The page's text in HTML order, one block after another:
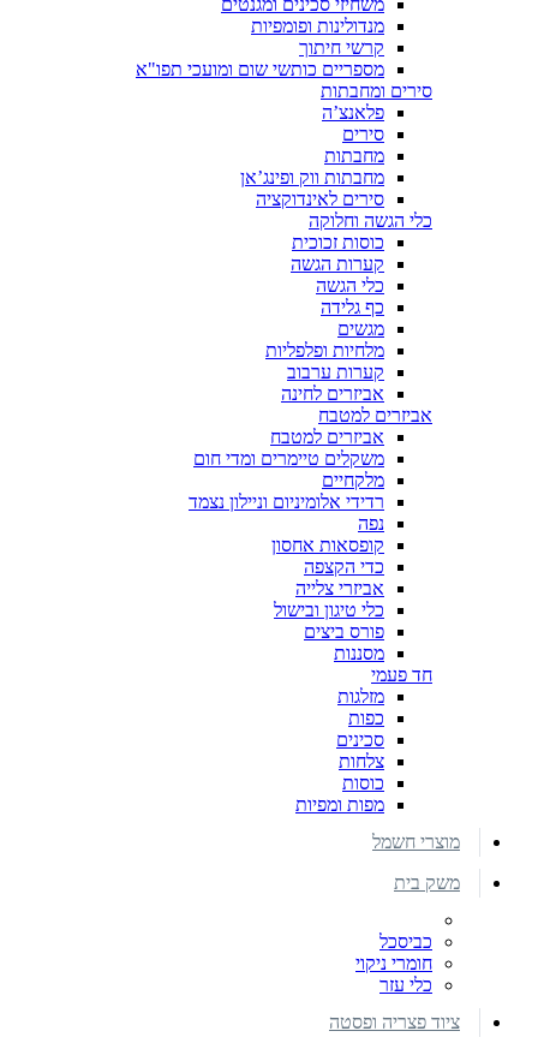
משחיזי סכינים ומגנטים
מנדולינות ופומפיות
קרשי חיתוך
מספריים כותשי שום ומועכי תפו"א
סירים ומחבתות
פלאנצ’ה
סירים
מחבתות
מחבתות ווק ופינג’אן
סירים לאינדוקציה
כלי הגשה וחלוקה
כוסות זכוכית
קערות הגשה
כלי הגשה
כף גלידה
מגשים
מלחיות ופלפליות
קערות ערבוב
אביזרים לחינה
אביזרים למטבח
אביזרים למטבח
משקלים טיימרים ומדי חום
מלקחיים
רדידי אלומיניום וניילון נצמד
נפה
קופסאות אחסון
כדי הקצפה
אביזרי צלייה
כלי טיגון ובישול
פורס ביצים
מסננות
חד פעמי
מזלגות
כפות
סכינים
צלחות
כוסות
מפות ומפיות
מוצרי חשמל
משק בית
כביסכל
חומרי ניקוי
כלי עזר
ציוד פצריה ופסטה